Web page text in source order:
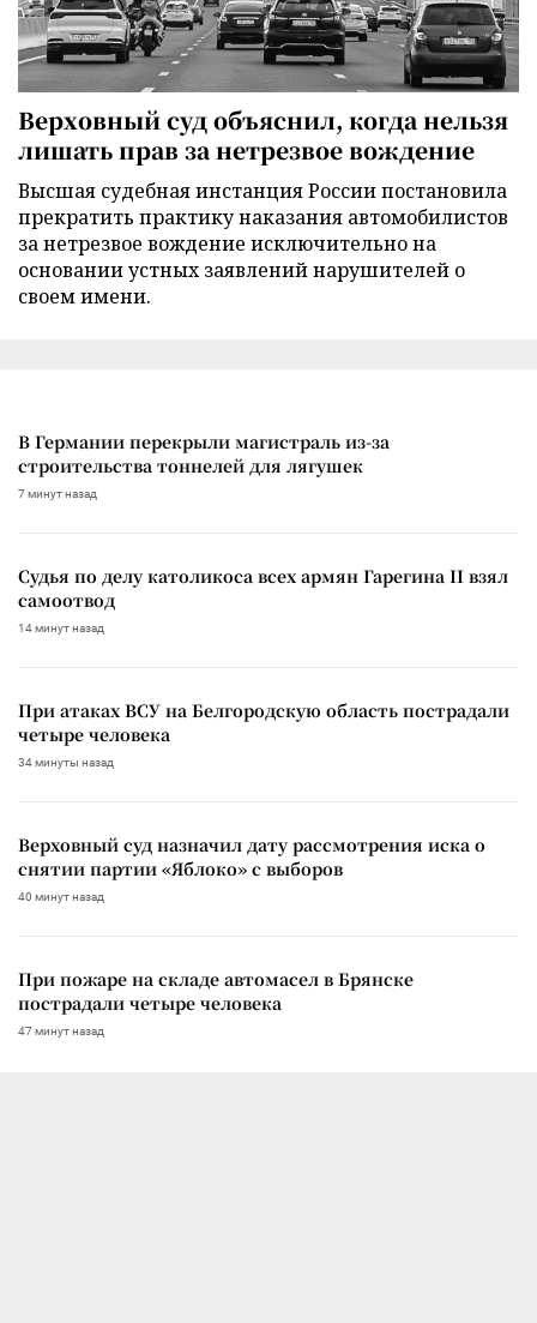
Верховный суд объяснил, когда нельзя
лишать прав за нетрезвое вождение
Высшая судебная инстанция России постановила
прекратить практику наказания автомобилистов
за нетрезвое вождение исключительно на
основании устных заявлений нарушителей о
своем имени.
В Германии перекрыли магистраль из-за
строительства тоннелей для лягушек
7 минут назад
Судья по делу католикоса всех армян Гарегина II взял
самоотвод
14 минут назад
При атаках ВСУ на Белгородскую область пострадали
четыре человека
34 минуты назад
Верховный суд назначил дату рассмотрения иска о
снятии партии «Яблоко» с выборов
40 минут назад
При пожаре на складе автомасел в Брянске
пострадали четыре человека
47 минут назад